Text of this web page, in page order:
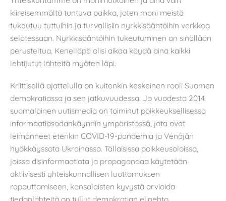
kiireisemmältä tuntuva paikka, joten moni meistä
tukeutuu tuttuihin ja turvallisiin nyrkkisääntöihin verkkoa
selatessaan. Nyrkkisääntöihin tukeutuminen on sinällään
perusteltua. Kenelläpä olisi aikaa käydä aina kaikki
lehtijutut lähteitä myöten läpi.
Kriittisellä ajattelulla on kuitenkin keskeinen rooli Suomen
demokratiassa ja sen jatkuvuudessa. Jo vuodesta 2014
suomalainen uutismedia on toiminut poikkeuksellisessa
informaatiosodankäynnin ympäristössä, jota ovat
leimanneet etenkin COVID-19-pandemia ja Venäjän
hyökkäyssota Ukrainassa. Tällaisissa poikkeusoloissa,
joissa disinformaatiota ja propagandaa käytetään
aktiivisesti yhteiskunnallisen luottamuksen
rapauttamiseen, kansalaisten kyvystä arvioida
tiedonlähteitä on tullut demokratian elinehto.